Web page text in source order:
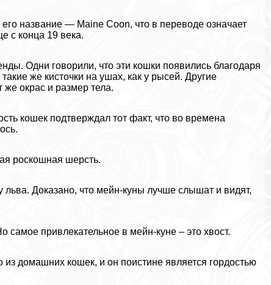
название — Maine Coon, что в переводе означает
с конца 19 века.
Одни говорили, что эти кошки появились благодаря
же кисточки на ушах, как у рысей. Другие
же окрас и размер тела.
кошек подтверждал тот факт, что во времена
роскошная шерсть.
Доказано, что мейн-куны лучше слышат и видят,
привлекательное в мейн-куне – это хвост.
домашних кошек, и он поистине является гордостью